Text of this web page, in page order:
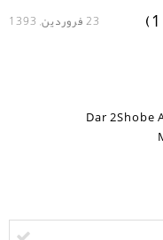
23 فروردین, 1393
Dar 2Shobe